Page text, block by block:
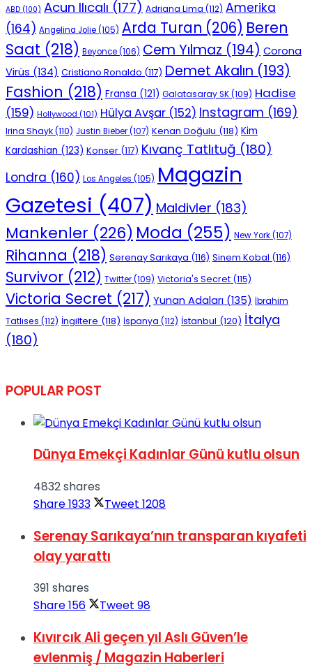
ABD (100) Acun Ilıcalı (177) Adriana Lima (112) Amerika
(164) Angelina Jolie(105) Arda Turan (206) Beren
Saat (218) Beyonce(106) Cem Yılmaz (194) Corona
Virüs (134) Cristiano Ronaldo (117) Demet Akalın (193)
Fashion (218) Fransa (121) Galatasaray SK(109) Hadise
(159) Hollywood (101) Hülya Avşar (152) Instagram (169)
Irina Shayk(110) Justin Bieber(107) Kenan Doğulu (118) Kim
Kardashian (123) Konser (117) Kıvanç Tatlıtuğ (180)
Londra (160) Los Angeles (105) Magazin
Gazetesi (407) Maldivler (183)
Mankenler (226) Moda (255) New York(107)
Rihanna (218) Serenay Sarıkaya (116) Sinem Kobal (116)
Survivor (212) Twitter(109) Victoria's Secret (115)
Victoria Secret (217) Yunan Adaları (135) İbrahim
Tatlıses (112) İngiltere (118) İspanya (112) İstanbul (120) İtalya
(180)
POPULAR POST
Dünya Emekçi Kadınlar Günü kutlu olsun
4832 shares
Share1933 Tweet 1208
Serenay Sarıkaya’nın transparan kıyafeti
olay yarattı
391 shares
Share156 Tweet 98
Kıvırcık Ali geçen yıl Aslı Güven’le
evlenmiş / Magazin Haberleri